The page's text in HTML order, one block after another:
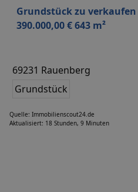
Grundstück zu
390.000,00 € 643 m²
69231 Rauenberg
Grundstück
Quelle: Immobilienscout24.de
Aktualisiert: 18 Stunden, 9 Minuten